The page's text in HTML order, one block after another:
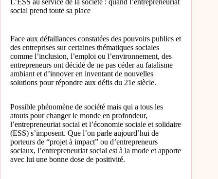
L’ESS au service de la société : quand l’entrepreneuriat
social prend toute sa place
Face aux défaillances constatées des pouvoirs publics et
des entreprises sur certaines thématiques sociales
comme l’inclusion, l’emploi ou l’environnement, des
entrepreneurs ont décidé de ne pas céder au fatalisme
ambiant et d’innover en inventant de nouvelles
solutions pour répondre aux défis du 21e siècle.
Possible phénomène de société mais qui a tous les
atouts pour changer le monde en profondeur,
l’entrepreneuriat social et l’économie sociale et solidaire
(ESS) s’imposent. Que l’on parle aujourd’hui de
porteurs de “projet à impact” ou d’entrepreneurs
sociaux, l’entrepreneuriat social est à la mode et apporte
avec lui une bonne dose de positivité.